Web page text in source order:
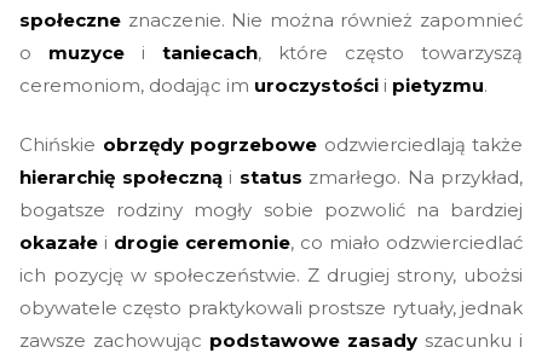
społeczne znaczenie. Nie można również zapomnieć
o muzyce i taniecach, które często towarzyszą
ceremoniom, dodając im uroczystości i pietyzmu.
Chińskie obrzędy pogrzebowe odzwierciedlają także
hierarchię społecznąi status zmarłego. Na przykład,
bogatsze rodziny mogły sobie pozwolić na bardziej
okazałe i drogie ceremonie, co miało odzwierciedlać
ich pozycję w społeczeństwie. Z drugiej strony, ubożsi
obywatele często praktykowali prostsze rytuały, jednak
zawsze zachowując podstawowe zasady szacunku i